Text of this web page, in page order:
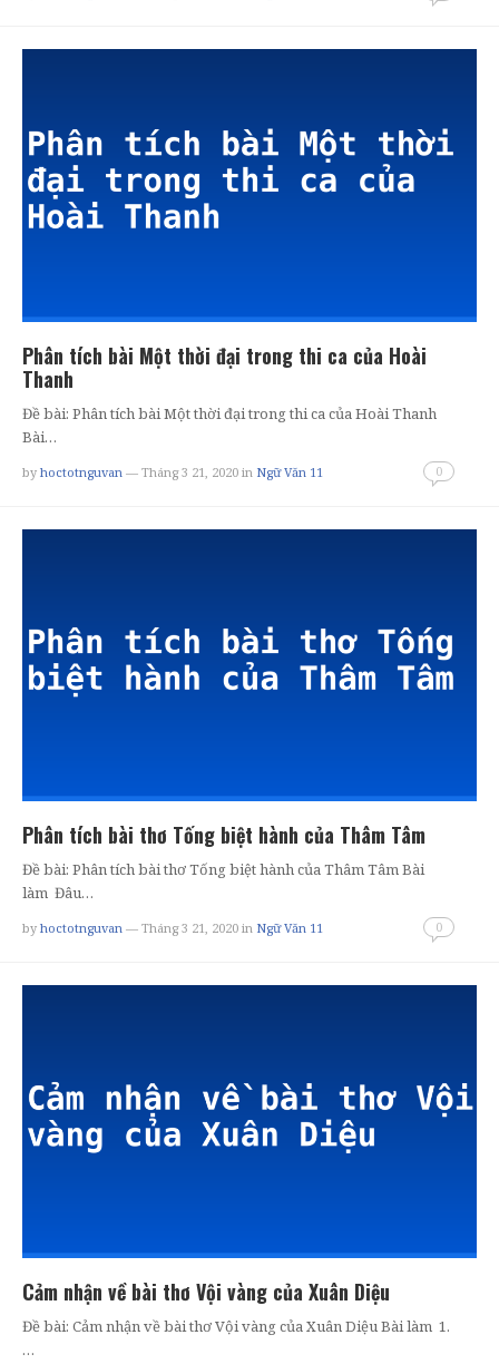
Phân tích bài Một thời đại trong thi ca của Hoài
Thanh
Đề bài: Phân tích bài Một thời đại trong thi ca của Hoài Thanh
Bài…
by hoctotnguvan — Tháng 3 21, 2020 in Ngữ Văn 11 0
Phân tích bài thơ Tống biệt hành của Thâm Tâm
Đề bài: Phân tích bài thơ Tống biệt hành của Thâm Tâm Bài
làm Đâu…
by hoctotnguvan — Tháng 3 21, 2020 in Ngữ Văn 11 0
Cảm nhận về bài thơ Vội vàng của Xuân Diệu
Đề bài: Cảm nhận về bài thơ Vội vàng của Xuân Diệu Bài làm 1.
…